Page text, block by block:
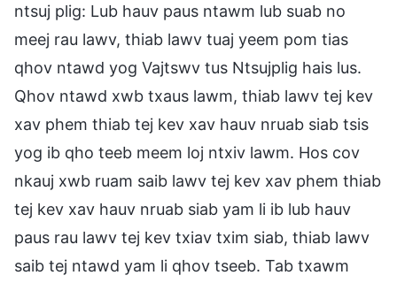
ntsuj plig: Lub hauv paus ntawm lub suab no
meej rau lawv, thiab lawv tuaj yeem pom tias
qhov ntawd yog Vajtswv tus Ntsujplig hais lus.
Qhov ntawd xwb txaus lawm, thiab lawv tej kev
xav phem thiab tej kev xav hauv nruab siab tsis
yog ib qho teeb meem loj ntxiv lawm. Hos cov
nkauj xwb ruam saib lawv tej kev xav phem thiab
tej kev xav hauv nruab siab yam li ib lub hauv
paus rau lawv tej kev txiav txim siab, thiab lawv
saib tej ntawd yam li qhov tseeb. Tab txawm